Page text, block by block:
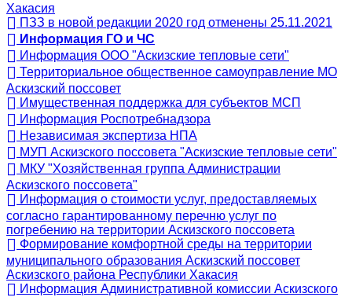
Хакасия
ПЗЗ в новой редакции 2020 год отменены 25.11.2021
Информация ГО и ЧС
Информация ООО "Аскизские тепловые сети"
Территориальное общественное самоуправление МО
Аскизский поссовет
Имущественная поддержка для субъектов МСП
Информация Роспотребнадзора
Независимая экспертиза НПА
МУП Аскизского поссовета "Аскизские тепловые сети"
МКУ "Хозяйственная группа Администрации
Аскизского поссовета"
Информация о стоимости услуг, предоставляемых
согласно гарантированному перечню услуг по
погребению на территории Аскизского поссовета
Формирование комфортной среды на территории
муниципального образования Аскизский поссовет
Аскизского района Республики Хакасия
Информация Административной комиссии Аскизского